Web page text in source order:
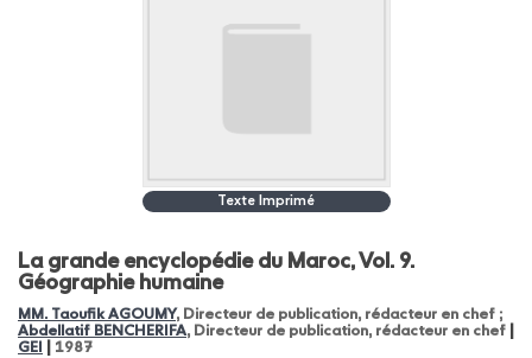
Texte Imprimé
La grande encyclopédie du Maroc, Vol. 9.
Géographie humaine
MM. Taoufik AGOUMY, Directeur de publication, rédacteur en chef ;
Abdellatif BENCHERIFA, Directeur de publication, rédacteur en chef
GEI 1987